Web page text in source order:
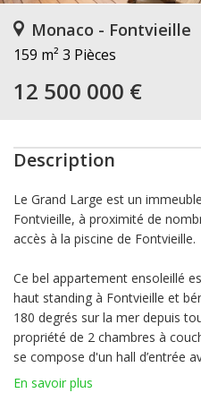
Monaco - Fontvieille
159 m² 3 Pièces
12 500 000 €
Description
Le Grand Large est un
Fontvieille, à proximité de
accès à la piscine de Fontvieille.
Ce bel appartement ensoleillé
haut standing à Fontvieille et
180 degrés sur la mer depuis
propriété de 2 chambres à
se compose d'un hall d’entrée
buanderie, spacieuse cuisine
ouvrant sur la terrasse, et deux
En savoir plus